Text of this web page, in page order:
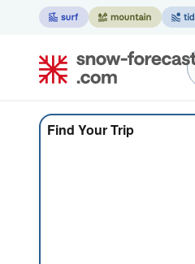
Find Your Trip